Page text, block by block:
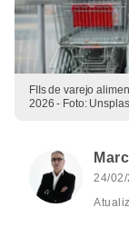
FIIs de varejo
2026 - Foto:
24/